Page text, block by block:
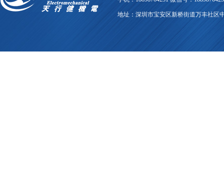
地址：深圳市宝安区新桥街道万丰社